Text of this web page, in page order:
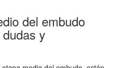
del embudo
y